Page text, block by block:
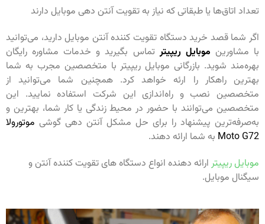
تعداد اتاق‌ها یا طبقاتی که نیاز به تقویت آنتن دهی موبایل دارند
اگر شما قصد خرید دستگاه تقویت کننده آنتن موبایل دارید، می‌توانید
با مشاورین موبایل ریپیتر تماس بگیرید و خدمات مشاوره رایگان
بهره‌مند شوید. بازرگانی موبایل ریپیتر با متخصصین مجرب به شما
بهترین راهکار را ارئه خواهد کرد. همچنین شما می‌توانید از
متخصصین نصب و راه‌اندازی این شرکت استفاده نمایید. این
متخصصین می‌توانند با حضور در محیط زندگی یا کار شما، بهترین و
به‌صرفه‌ترین پیشنهاد را برای حل مشکل آنتن دهی گوشی موتورولا
Moto G72 به شما ارائه دهند.
موبایل ریپیتر ارائه دهنده انواع دستگاه های تقویت کننده آنتن و
سیگنال موبایل.